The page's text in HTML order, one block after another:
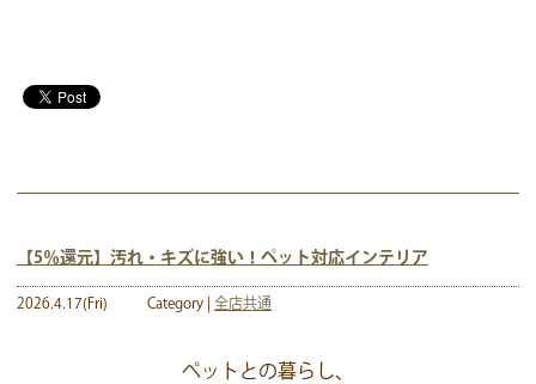
【5％還元】汚れ・キズに強い！ペット対応インテリア
2026.4.17(Fri) Category |全店共通
ペットとの暮らし、